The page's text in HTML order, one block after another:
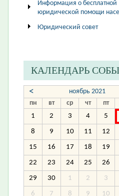
Информация о бесплатной
юридической помощи
Юридический совет
КАЛЕНДАРЬ
< ноябрь 2021
пн вт ср чт пт
1
2 3 4 5
8 9 10 11 12
15 16 17 18 19
22 23 24 25 26
29 30 1 2 3
6 7 8 9 10